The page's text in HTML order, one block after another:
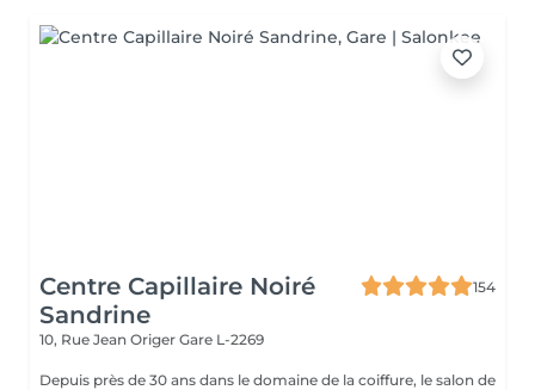
Centre Capillaire Noiré
Sandrine
154
10, Rue Jean Origer Gare L-2269
Depuis près de 30 ans dans le domaine de la coiffure, le salon de